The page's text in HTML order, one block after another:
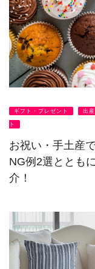
ギフト・プレゼント 出
ト
お祝い・手土産
NG例2選ととも
介！